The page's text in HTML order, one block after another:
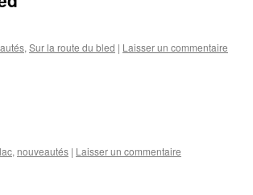
, Sur la route du bled | Laisser un commentaire
, nouveautés | Laisser un commentaire